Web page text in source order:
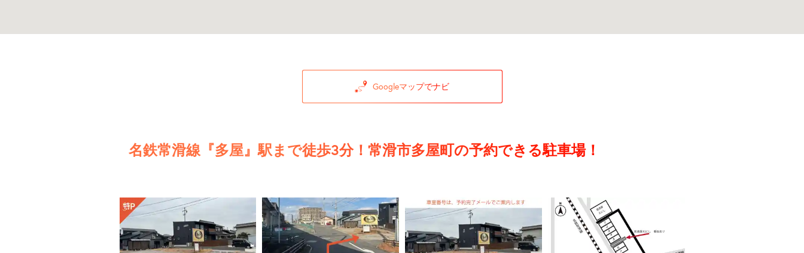
Googleマップでナビ
名鉄常滑線『多屋』駅まで徒歩3分！常滑市多屋町の予約できる駐車場！